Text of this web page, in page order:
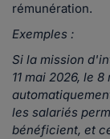
rémunération.
Exemples :
Si la mission
11 mai 2026, le
les salariés
bénéficient, et